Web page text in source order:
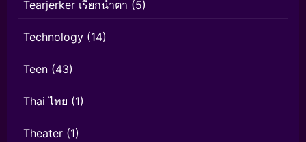
Tearjerker เรียกน้ำตา (5)
Technology (14)
Teen (43)
Thai ไทย (1)
Theater (1)